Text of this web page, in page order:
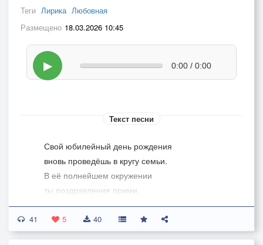
Теги Лирика Любовная
Размещено 18.03.2026 10:45
▶ 0:00 / 0:00
Текст песни
Свой юбилейный день рождения
вновь проведёшь в кругу семьи.
В её полнейшем окружении
ты поздравления прими.
Как есть сбылась мечта девчоночья.
Готовность к плену брачных уз
41 5 40